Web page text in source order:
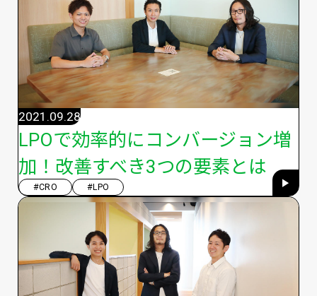
LPOで効率的にコンバージョン増
加！改善すべき3つの要素とは
2021.09.28
#CRO #LPO